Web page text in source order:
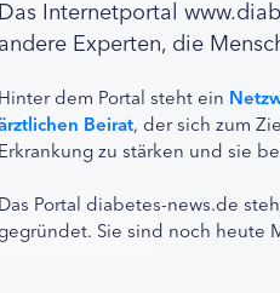
Das Internetportal
andere Experten, die
Hinter dem Portal steht ein
Beirat, der sich zum
Erkrankung zu stärken und sie
Das Portal diabetes-news.de
Sie sind noch heute